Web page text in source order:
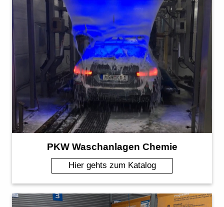
PKW Waschanlagen Chemie
Hier gehts zum Katalog